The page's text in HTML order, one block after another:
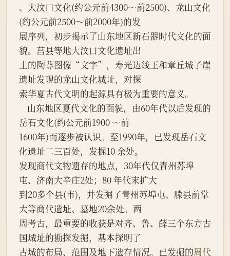
、大汶口文化(约公元前4300～前2500)、龙山文化
(约公元前2500～前2000年)的发
展序列，初步揭示了山东地区新石器时代文化的面
貌。莒县等地大汶口文化遗址出
土的陶尊图像“文字”，寿光边线王和章丘城子崖
遗址发现的龙山文化城址，对探
索华夏古代文明的起源具有极为重要的意义。
岳石文化(约公元前1900 ～前
1600年)而逐步被认识。至1990年，已发现岳石文
化遗址二三百处，发掘10 余处。
发现商代文物遗存的地点，30年代仅青州苏埠
屯、济南大辛庄2处；80 年代末扩大
到20多个县(市)，并发掘了青州苏埠屯、滕县前掌
大等商代遗址、墓地20余处。两
周考古，最重要的收获是对齐、鲁、薛三个东方古
国城址的勘探发掘，基本探明了
古城的布局、范围及地下遗存情况。已发掘的周代